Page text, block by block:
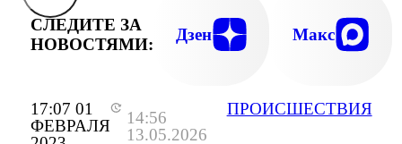
17:07 01
ФЕВРАЛЯ
14:56
13.05.2026
ПРОИСШЕСТВИЯ
СЛЕДИТЕ ЗА
НОВОСТЯМИ:
Дзен Макс